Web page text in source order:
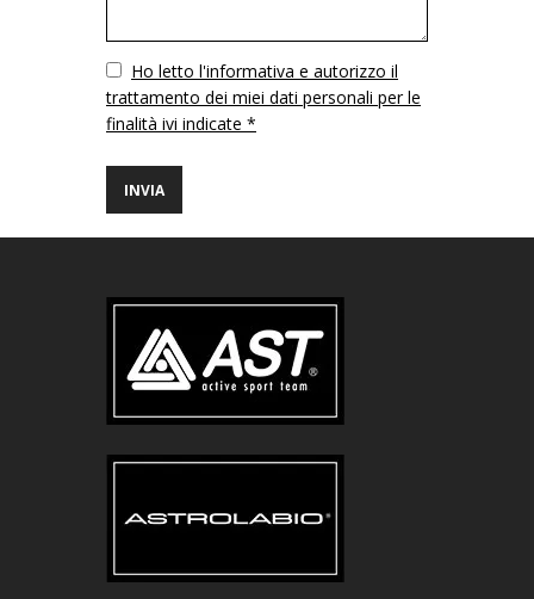
VuotoHo letto l'informativa e autorizzo il
trattamento dei miei dati personali per le
finalità ivi indicate *